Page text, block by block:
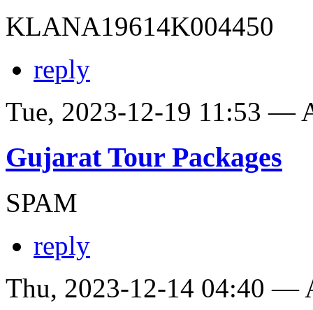
KLANA19614K004450
reply
Tue, 2023-12-19 11:53 —
Gujarat Tour Packages
SPAM
reply
Thu, 2023-12-14 04:40 —